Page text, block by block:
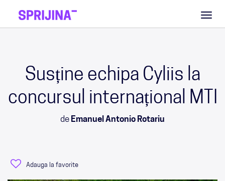
Susține echipa Cyliis la
concursul internațional MTI
de Emanuel Antonio Rotariu
Adauga la favorite